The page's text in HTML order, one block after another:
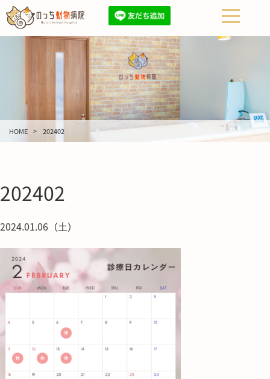
HOME 202402
202402
2024.01.06（土）